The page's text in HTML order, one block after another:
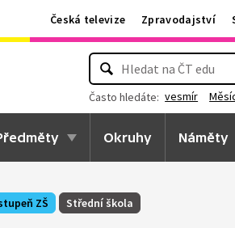
Česká televize Zpravodajství
Často hledáte: vesmír
Okruhy Náměty
ZŠ Střední škola